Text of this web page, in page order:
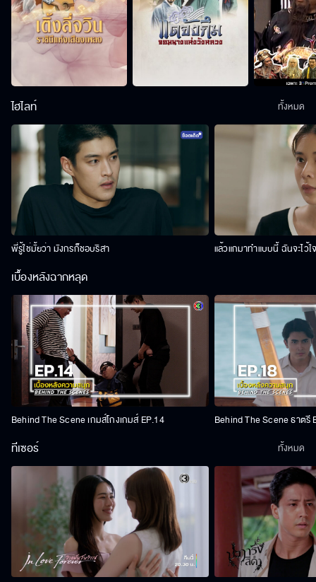
ไฮไลท์
พี่รู้ใช่มั้ยว่า มังกรก็ชอบริสา แล้วแกมาทำแบบนี้ ฉันจะไว้ใ
ทั้งหมด
เบื้องหลังฉากหลุด
Behind The Scene เกมส์โกงเกมส์ EP.14 Behind The Scene ธาตรี
ทีเซอร์ ทั้งหมด